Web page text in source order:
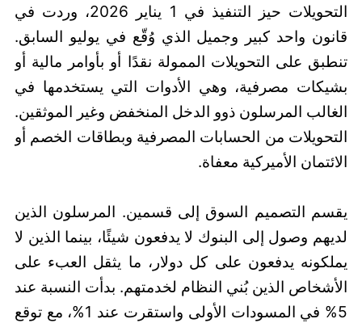
التحويلات حيز التنفيذ في 1 يناير 2026، وردت في
قانون واحد كبير وجميل الذي وُقّع في يوليو السابق.
تنطبق على التحويلات الممولة نقدًا أو بأوامر مالية أو
بشيكات مصرفية، وهي الأدوات التي يستخدمها في
الغالب المرسلون ذوو الدخل المنخفض وغير الموثقين.
التحويلات من الحسابات المصرفية وبطاقات الخصم أو
الائتمان الأميركية معفاة.
يقسم التصميم السوق إلى قسمين. المرسلون الذين
لديهم وصول إلى البنوك لا يدفعون شيئًا، بينما الذين لا
يملكونه يدفعون على كل دولار، ما يثقل العبء على
الأشخاص الذين بُني النظام لخدمتهم. بدأت النسبة عند
5% في المسودات الأولى واستقرت عند 1%، مع توقع